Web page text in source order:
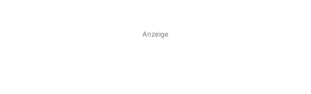
Anzeige